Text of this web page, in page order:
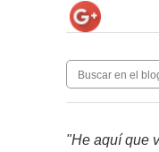
"He aquí que